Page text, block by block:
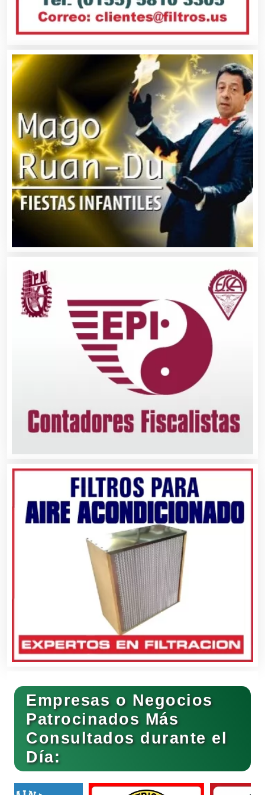
Bordados y Estampados
Buceo
Cafeterías
Cajas de Ahorro
Cámaras de Comercio
Camiones para Fletes
Cancelería de Aluminio
Capacitación
Carnicerías
Carpinterías
Centros Comerciales
Centros de Espectáculos
Centros de Nutrición
Centros Turísticos
Cibercafés
Clínicas de Belleza
Empresas o Negocios
Patrocinados Más
Consultados durante el
Día: